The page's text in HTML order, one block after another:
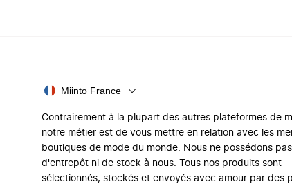
Miinto France
Contrairement à la plupart des autres plateformes de
notre métier est de vous mettre en relation avec les
boutiques de mode du monde. Nous ne possédons pas
d'entrepôt ni de stock à nous. Tous nos produits sont
sélectionnés, stockés et envoyés avec amour par des